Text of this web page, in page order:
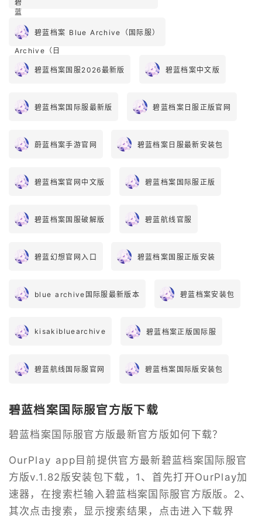
碧蓝档案 Blue Archive（国际服）
碧蓝档案国服2026最新版 碧蓝档案中文版
碧蓝档案国际服最新版 碧蓝档案日服正版官网
蔚蓝档案手游官网 碧蓝档案日服最新安装包
碧蓝档案官网中文版 碧蓝档案国际服正版
碧蓝档案国服破解版 碧蓝航线官服
碧蓝幻想官网入口 碧蓝档案国服正版安装
blue archive国际服最新版本 碧蓝档案安装包
kisakibluearchive 碧蓝档案正版国际服
碧蓝航线国际服官网 碧蓝档案国际版安装包
碧蓝档案国际服官方版下载
碧蓝档案国际服官方版最新官方版如何下载？
OurPlay app目前提供官方最新碧蓝档案国际服官
方版v.1.82版安装包下载，1、首先打开OurPlay加
速器，在搜索栏输入碧蓝档案国际服官方版版。2、
其次点击搜索，显示搜索结果，点击进入下载界